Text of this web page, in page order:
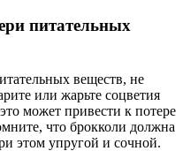
питательных
веществ, не
или жарьте соцветия
может привести к потере
что брокколи должна
этом упругой и сочной.